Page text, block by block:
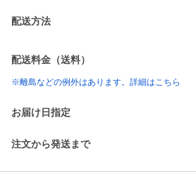
配送方法
配送料金（送料）
※離島などの例外はあります。詳細はこちら
お届け日指定
注文から発送まで